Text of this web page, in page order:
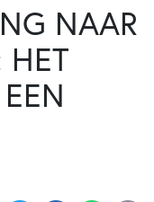
NAAR
HET